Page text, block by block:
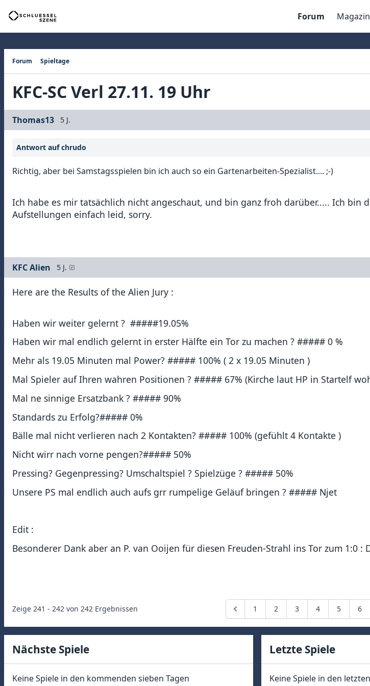
Forum Magazin
Forum Spieltage
KFC-SC Verl 27.11. 19 Uhr
Thomas13 5 J.
Antwort auf chrudo
Richtig, aber bei Samstagsspielen bin ich auch so ein Gartenarbeiten-Spezialist.... ;-)
Ich habe es mir tatsächlich nicht angeschaut, und bin ganz froh darüber..... Ich bin
Aufstellungen einfach leid, sorry.
KFC Alien 5 J.
Here are the Results of the Alien Jury :
Haben wir weiter gelernt ? #####19.05%
Haben wir mal endlich gelernt in erster Hälfte ein Tor zu machen ? ##### 0 %
Mehr als 19.05 Minuten mal Power? ##### 100% ( 2 x 19.05 Minuten )
Mal Spieler auf Ihren wahren Positionen ? ##### 67% (Kirche laut HP in Startelf
Mal ne sinnige Ersatzbank ? ##### 90%
Standards zu Erfolg?##### 0%
Bälle mal nicht verlieren nach 2 Kontakten? ##### 100% (gefühlt 4 Kontakte )
Nicht wirr nach vorne pengen?##### 50%
Pressing? Gegenpressing? Umschaltspiel ? Spielzüge ? ##### 50%
Unsere PS mal endlich auch aufs grr rumpelige Geläuf bringen ? ##### Njet
Edit :
Besonderer Dank aber an P. van Ooijen für diesen Freuden-Strahl ins Tor zum 1:0 :
Zeige 241 - 242 von 242 Ergebnissen 1 2 3 4 5 6
Nächste Spiele
Keine Spiele in den kommenden sieben Tagen
Letzte Spiele
Keine Spiele in den